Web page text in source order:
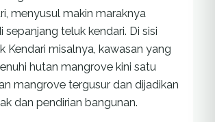
menyusul makin maraknya
sepanjang teluk kendari. Di sisi
Kendari misalnya, kawasan yang
hutan mangrove kini satu
mangrove tergusur dan dijadikan
dan pendirian bangunan.